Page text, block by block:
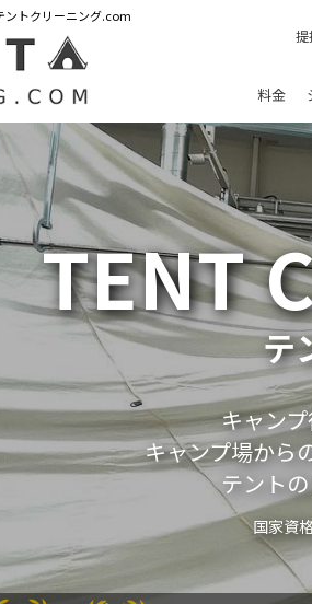
ントクリーニング.com
提
料金
TENT
テ
キャン
キャンプ場から
テント
国家資